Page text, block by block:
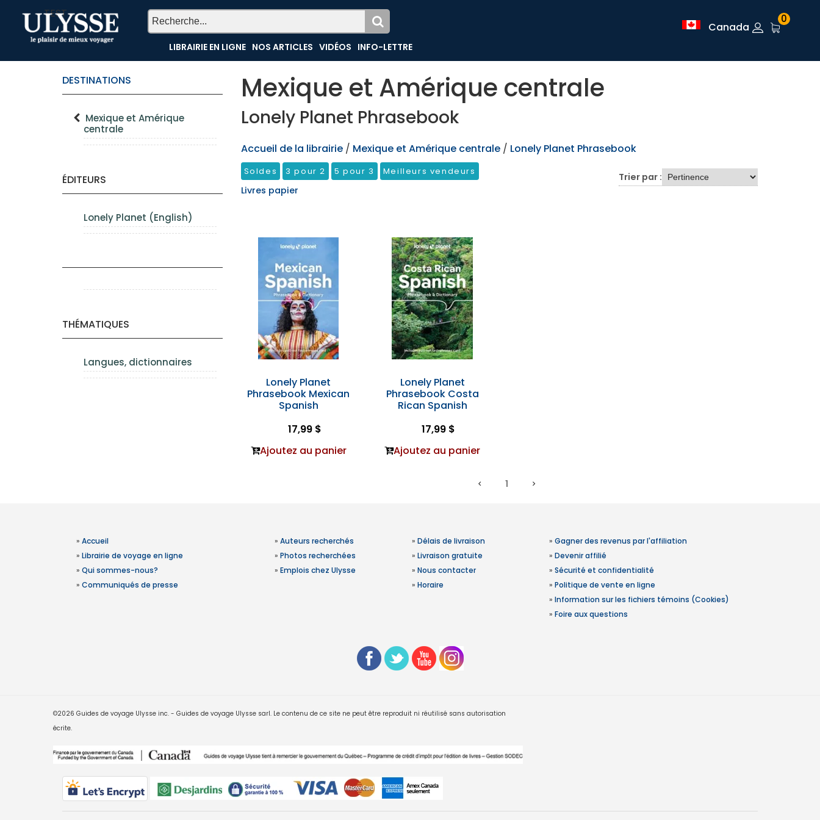
TEST
LIBRAIRIE EN LIGNE NOS ARTICLES VIDÉOS INFO-LETTRE
Canada
0
DESTINATIONS
Mexique et Amérique
centrale
ÉDITEURS
Lonely Planet (English)
THÉMATIQUES
Langues, dictionnaires
Mexique et Amérique centrale
Lonely Planet Phrasebook
Accueil de la librairie / Mexique et Amérique centrale / Lonely Planet Phrasebook
Soldes 3 pour 2 5 pour 3 Meilleurs vendeurs
Livres papier
Trier par :
Lonely Planet
Phrasebook Mexican
Spanish
17,99 $
Ajoutez au panier
Lonely Planet
Phrasebook Costa
Rican Spanish
17,99 $
Ajoutez au panier
1
» Accueil
» Librairie de voyage en ligne
» Qui sommes-nous?
» Communiqués de presse
» Auteurs recherchés
» Photos recherchées
» Emplois chez Ulysse
» Délais de livraison
» Livraison gratuite
» Nous contacter
» Horaire
» Gagner des revenus par l'affiliation
» Devenir affilié
» Sécurité et confidentialité
» Politique de vente en ligne
» Information sur les fichiers témoins (Cookies)
» Foire aux questions
©2026 Guides de voyage Ulysse inc. - Guides de voyage Ulysse sarl. Le contenu de ce site ne peut être reproduit ni réutilisé sans autorisation
écrite.